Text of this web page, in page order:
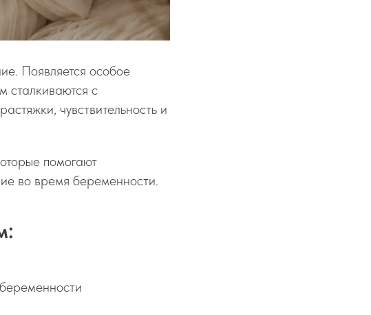
Появляется особое
сталкиваются с
чувствительность и
помогают
во время беременности.